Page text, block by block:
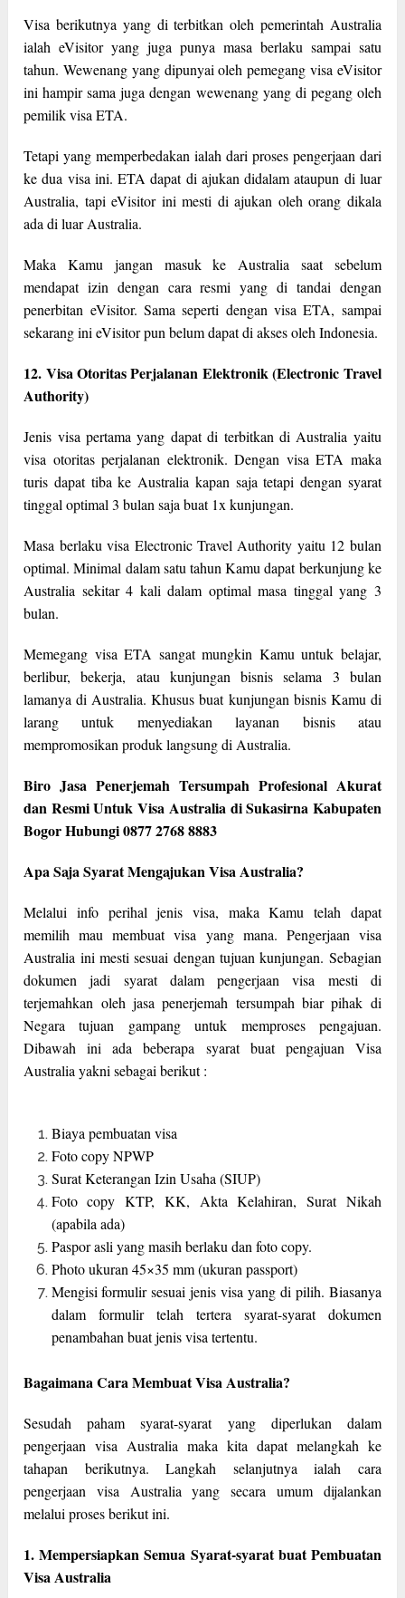
Visa berikutnya yang di terbitkan oleh pemerintah Australia
ialah eVisitor yang juga punya masa berlaku sampai satu
tahun. Wewenang yang dipunyai oleh pemegang visa eVisitor
ini hampir sama juga dengan wewenang yang di pegang oleh
pemilik visa ETA.
Tetapi yang memperbedakan ialah dari proses pengerjaan dari
ke dua visa ini. ETA dapat di ajukan didalam ataupun di luar
Australia, tapi eVisitor ini mesti di ajukan oleh orang dikala
ada di luar Australia.
Maka Kamu jangan masuk ke Australia saat sebelum
mendapat izin dengan cara resmi yang di tandai dengan
penerbitan eVisitor. Sama seperti dengan visa ETA, sampai
sekarang ini eVisitor pun belum dapat di akses oleh Indonesia.
12. Visa Otoritas Perjalanan Elektronik (Electronic Travel
Authority)
Jenis visa pertama yang dapat di terbitkan di Australia yaitu
visa otoritas perjalanan elektronik. Dengan visa ETA maka
turis dapat tiba ke Australia kapan saja tetapi dengan syarat
tinggal optimal 3 bulan saja buat 1x kunjungan.
Masa berlaku visa Electronic Travel Authority yaitu 12 bulan
optimal. Minimal dalam satu tahun Kamu dapat berkunjung ke
Australia sekitar 4 kali dalam optimal masa tinggal yang 3
bulan.
Memegang visa ETA sangat mungkin Kamu untuk belajar,
berlibur, bekerja, atau kunjungan bisnis selama 3 bulan
lamanya di Australia. Khusus buat kunjungan bisnis Kamu di
larang untuk menyediakan layanan bisnis atau
mempromosikan produk langsung di Australia.
Biro Jasa Penerjemah Tersumpah Profesional Akurat
dan Resmi Untuk Visa Australia di Sukasirna Kabupaten
Bogor Hubungi 0877 2768 8883
Apa Saja Syarat Mengajukan Visa Australia?
Melalui info perihal jenis visa, maka Kamu telah dapat
memilih mau membuat visa yang mana. Pengerjaan visa
Australia ini mesti sesuai dengan tujuan kunjungan. Sebagian
dokumen jadi syarat dalam pengerjaan visa mesti di
terjemahkan oleh jasa penerjemah tersumpah biar pihak di
Negara tujuan gampang untuk memproses pengajuan.
Dibawah ini ada beberapa syarat buat pengajuan Visa
Australia yakni sebagai berikut :
Biaya pembuatan visa
Foto copy NPWP
Surat Keterangan Izin Usaha (SIUP)
Foto copy KTP, KK, Akta Kelahiran, Surat Nikah
(apabila ada)
Paspor asli yang masih berlaku dan foto copy.
Photo ukuran 45×35 mm (ukuran passport)
Mengisi formulir sesuai jenis visa yang di pilih. Biasanya
dalam formulir telah tertera syarat-syarat dokumen
penambahan buat jenis visa tertentu.
Bagaimana Cara Membuat Visa Australia?
Sesudah paham syarat-syarat yang diperlukan dalam
pengerjaan visa Australia maka kita dapat melangkah ke
tahapan berikutnya. Langkah selanjutnya ialah cara
pengerjaan visa Australia yang secara umum dijalankan
melalui proses berikut ini.
1. Mempersiapkan Semua Syarat-syarat buat Pembuatan
Visa Australia